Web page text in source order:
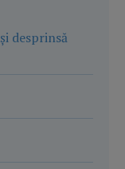
desprinsă